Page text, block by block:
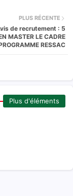
PLUS RÉCENTE
de recrutement : 5
MASTER LE CADRE
RESSAC
Plus d'éléments